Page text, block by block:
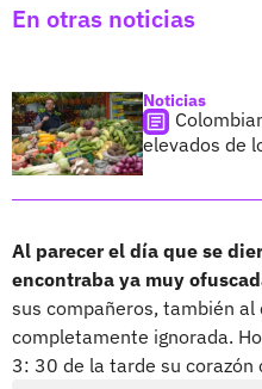
En otras noticias
Noticias
elevados de
Al parecer el día que se
encontraba ya muy
sus compañeros, también
completamente ignorada.
3: 30 de la tarde su corazón